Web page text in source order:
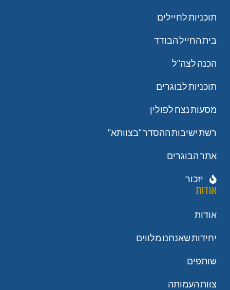
תוכניות לחיילים
בית החייל הבודד
הכנה לצה"ל
תוכניות לבוגרים
מסעות נצח לפולין
רשת ישיבות ההסדר "בצוותא"
אתר הבוגרים
יזכור
אודות
אודות
יחידות שאנחנו מלווים
שותפים
צוות העמותה